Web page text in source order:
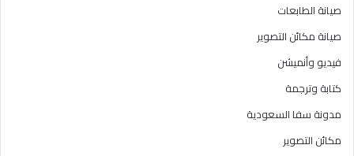
صيانة الطابعات
صيانة مكائن التصوير
فيديو وأنميشن
كتابة وترجمة
مدونة سفا السعودية
مكائن التصوير